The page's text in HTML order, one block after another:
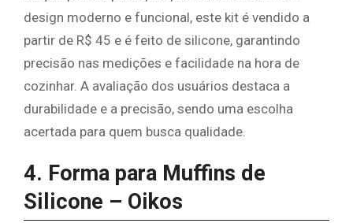
design moderno e funcional, este kit é vendido a
partir de R$ 45 e é feito de silicone, garantindo
precisão nas medições e facilidade na hora de
cozinhar. A avaliação dos usuários destaca a
durabilidade e a precisão, sendo uma escolha
acertada para quem busca qualidade.
4. Forma para Muffins de
Silicone – Oikos